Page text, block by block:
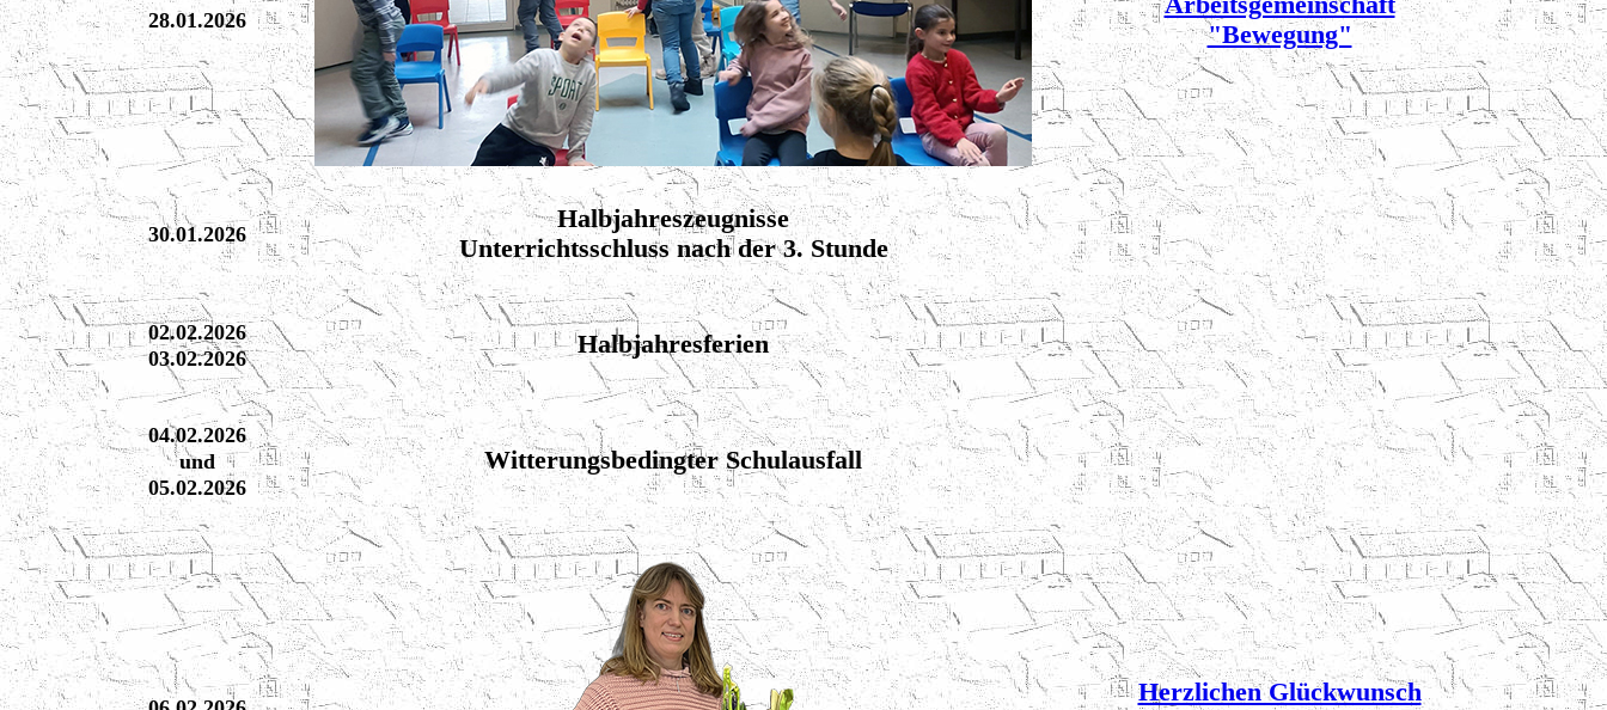
28.01.2026
"Bewegung"
30.01.2026
Halbjahreszeugnisse
Unterrichtsschluss nach der 3. Stunde
02.02.2026
03.02.2026
Halbjahresferien
04.02.2026
und
05.02.2026
Witterungsbedingter Schulausfall
Herzlichen Glückwunsch